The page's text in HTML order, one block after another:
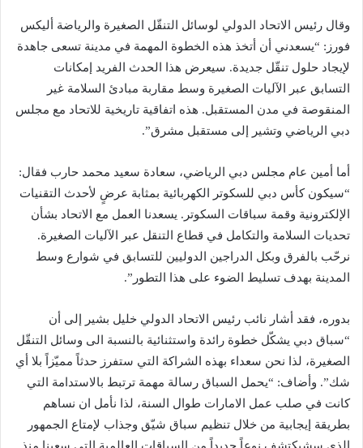
وقال رئيس الاتحاد الدولي لوسائل التنقّل الصغيرة والرياضة أليكس
فورز: “يسعدني أن أتخذ هذه الخطوة المهمة في مدينة تسعى جاهدة
لإيجاد حلول تنقّل جديدة. سيعرض هذا الحدث الفريد إمكانات
التسابق عبر الآليات الصغيرة وسط مقاربة مبادئ السلامة غير
المنقوصة في مدن المستقبل. هذه اتفاقية تاريخية للاتحاد مع مجلس
دبي الرياضي وتشير إلى مستقبل مشرق”.
أما أمين عام مجلس دبي الرياضي، سعادة سعيد محمد حارب فقال:
“سيكون كأس دبي للسكوتر الكهربائية بمثابة عرضٍ لأحدث التقنيات
الإلكترونية وقمة سباقات السكوتر. يسعدنا العمل مع الاتحاد بشأن
تحديات السلامة والتكامل في قطاع التنقل عبر الآليات الصغيرة.
نرحّب بالفرق وبكل الدراجين الدوليين للتسابق في شوارع وسط
المدينة بهدف تسليط الضوء على هذا التطور”.
بدوره، فقد أشار نائب رئيس الاتحاد الدولي خليل بشير إلى أن
“سباق دبي يشكّل خطوة رائدة واستثنائية بالنسبة الى وسائل التنقّل
الصغيرة، لذا نحن سعداء بهذه الشراكة التي ستفرز حدثاً مميّزاً بلا أي
شك”. وأضاف: “يحمل السباق رسالة مهمة ترتبط بالاستدامة التي
كانت في صلب عمل الامارات طوال السنة، لذا نأمل ان نساهم
بطريقة إيجابية من خلال تنظيم سباق شيّق وجذاب لإمتاع الجمهور
الذي سشيكتشف نوعاً جديداً من السباقات العالمية التي سعينا منذ